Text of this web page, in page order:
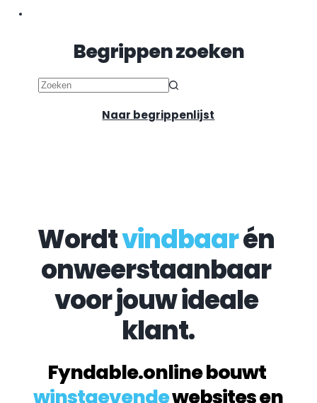
Begrippen zoeken
Naar begrippenlijst
Wordt vindbaar én
onweerstaanbaar
voor jouw ideale
klant.
Fyndable.online bouwt
winstgevende
websites en